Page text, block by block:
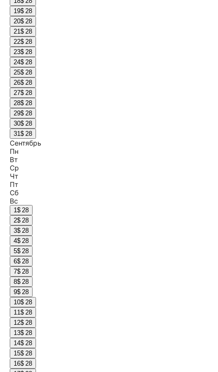
19$ 28
20$ 28
21$ 28
22$ 28
23$ 28
24$ 28
25$ 28
26$ 28
27$ 28
28$ 28
29$ 28
30$ 28
31$ 28
Сентябрь
Пн
Вт
Ср
Чт
Пт
Сб
Вс
1$ 28
2$ 28
3$ 28
4$ 28
5$ 28
6$ 28
7$ 28
8$ 28
9$ 28
10$ 28
11$ 28
12$ 28
13$ 28
14$ 28
15$ 28
16$ 28